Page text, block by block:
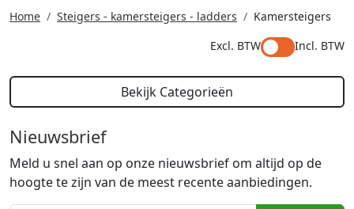
Home Steigers - kamersteigers - ladders
Kamersteigers
Excl. BTW
Incl. BTW
Bekijk Categorieën
Nieuwsbrief
Meld u snel aan op onze nieuwsbrief om altijd op de
hoogte te zijn van de meest recente aanbiedingen.